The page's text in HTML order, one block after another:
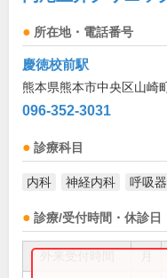
所在地・電話番号
慶徳校前駅
熊本県熊本市中央区山崎
096-352-3031
診療科目
内科 神経内科 呼吸
診療/受付時間・休診日